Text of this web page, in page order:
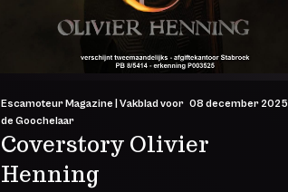
Escamoteur Magazine | Vakblad voor
de Goochelaar
08 december 2025
Coverstory Olivier
Henning